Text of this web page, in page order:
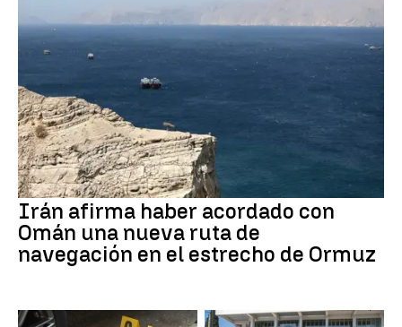
Irán afirma haber acordado con
Omán una nueva ruta de
navegación en el estrecho de Ormuz